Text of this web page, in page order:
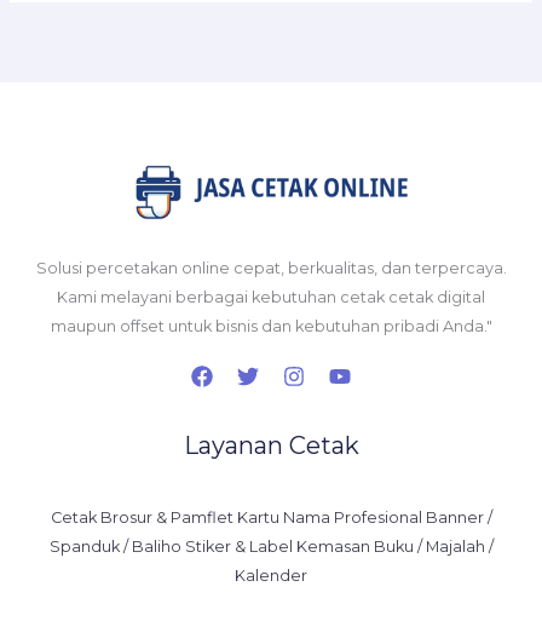
Solusi percetakan online cepat, berkualitas, dan terpercaya.
Kami melayani berbagai kebutuhan cetak cetak digital
maupun offset untuk bisnis dan kebutuhan pribadi Anda."
Layanan Cetak
Cetak Brosur & Pamflet Kartu Nama Profesional Banner /
Spanduk / Baliho Stiker & Label Kemasan Buku / Majalah /
Kalender